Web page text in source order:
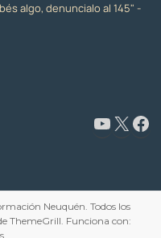
algo, denuncialo al 145" -
www.youtube.com/@CapacitaciónyFormaciónNeuquén X Facebook
Neuquén. Todos los
ThemeGrill. Funciona con:
.